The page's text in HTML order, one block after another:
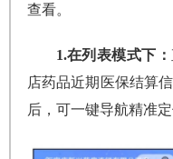
查看。
1.在列表模式下：
店药品近期医保结算
后，可一键导航精准定